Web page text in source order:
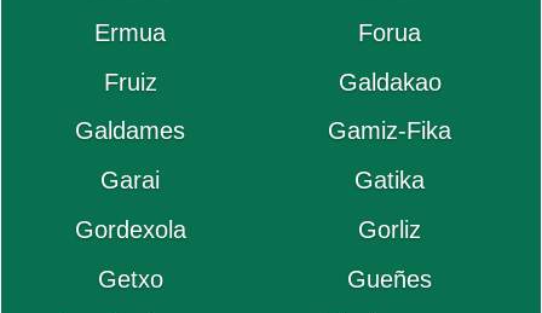
Ermua
Forua
Fruiz
Galdakao
Galdames
Gamiz-Fika
Garai
Gatika
Gordexola
Gorliz
Getxo
Gueñes